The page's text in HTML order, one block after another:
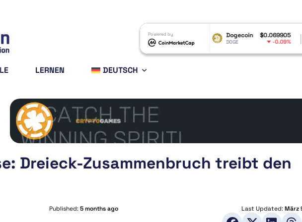
Powered by $0.069905
DOGE -0.09%
Ethereum
ETH
LERNEN DEUTSCH
Dreieck-Zusammenbruch treibt den
Published:5 months ago Last Updated:März